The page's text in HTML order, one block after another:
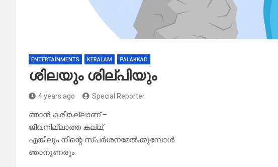
ENTERTAINMENTS KERALAM PALAKKAD
ശിലയും ശില്പിയും
4 years ago Special Reporter
ഞാൻ കരിങ്കല്ലാണ് –
ജീവനില്ലാത്ത കല്ല്,
എങ്കിലും നിന്റെ സ്പർശനമേൽക്കുമ്പോൾ
ഞാനുണരും.